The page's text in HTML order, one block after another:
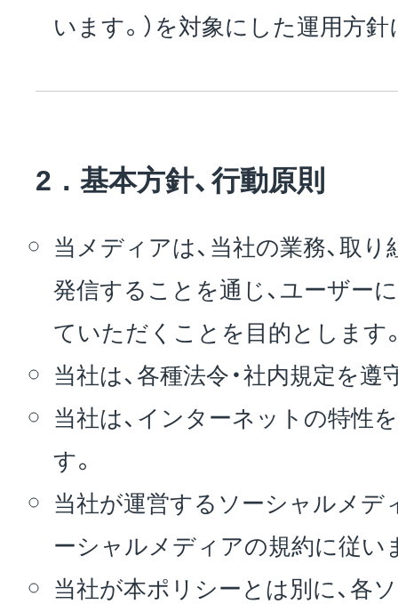
います。）を対象にした運用方
2．基本方針、行動原則
当メディアは、当社の業務、取
発信することを通じ、ユーザー
ていただくことを目的とします
当社は、各種法令・社内規定を遵
当社は、インターネットの特性
す。
当社が運営するソーシャルメデ
ーシャルメディアの規約に従い
当社が本ポリシーとは別に、各